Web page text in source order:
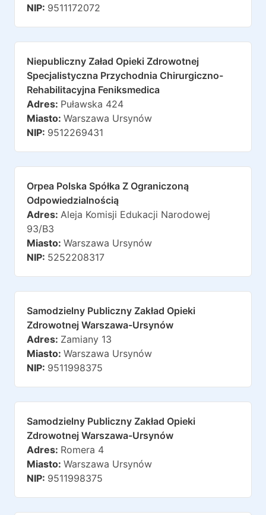
NIP: 9511172072
Niepubliczny Załad Opieki Zdrowotnej
Specjalistyczna Przychodnia Chirurgiczno-
Rehabilitacyjna Feniksmedica
Adres: Puławska 424
Miasto: Warszawa Ursynów
NIP: 9512269431
Orpea Polska Spółka Z Ograniczoną
Odpowiedzialnością
Adres: Aleja Komisji Edukacji Narodowej
93/b3
Miasto: Warszawa Ursynów
NIP: 5252208317
Samodzielny Publiczny Zakład Opieki
Zdrowotnej Warszawa-Ursynów
Adres: Zamiany 13
Miasto: Warszawa Ursynów
NIP: 9511998375
Samodzielny Publiczny Zakład Opieki
Zdrowotnej Warszawa-Ursynów
Adres: Romera 4
Miasto: Warszawa Ursynów
NIP: 9511998375